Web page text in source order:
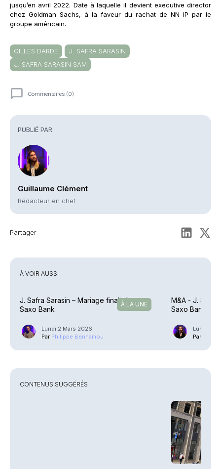
PUBLIÉ PAR
Guillaume Clément
Rédacteur en chef
Partager
jusqu’en avril 2022. Date à laquelle il devient executive director
chez Goldman Sachs, à la faveur du rachat de NN IP par le
groupe américain.
GILLES DARDE
J. SAFRA SARASIN
J. SAFRA SARASIN SAM
Commentaires (0)
À VOIR AUSSI
À LA UNE
J. Safra Sarasin – Mariage finalisé avec
Saxo Bank
Lundi 2 Mars 2026
Par Philippe Benhamou
M&A - J. Safra
Saxo Bank
Lundi 10
Par
CONTENUS SUGGÉRÉS